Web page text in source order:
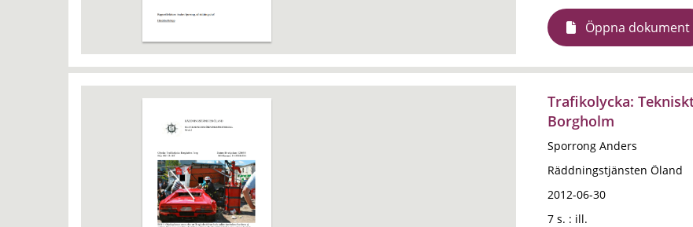
Öppna dokument
Trafikolycka:
Borgholm
Sporrong Anders
Räddningstjänsten Öland
2012-06-30
7 s. : ill.